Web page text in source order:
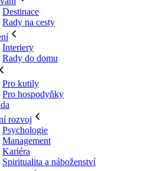
Destinace
Rady na cesty
Interiery
Rady do domu
Pro kutily
Pro hospodyňky
rozvoj
Psychologie
Management
Kariéra
Spiritualita a náboženství